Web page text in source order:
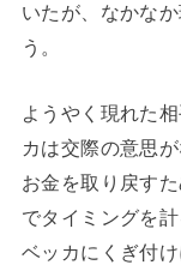
いたが、なかな
う。
ようやく現れた
カは交際の意思
お金を取り戻す
でタイミングを
ベッカにくぎ付け